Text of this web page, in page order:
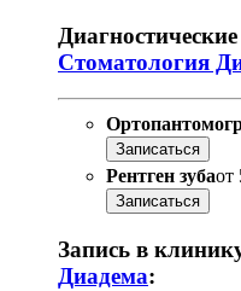
Стоматология
Записаться
Рентген зубаот
Записаться
Запись в
Диадема: